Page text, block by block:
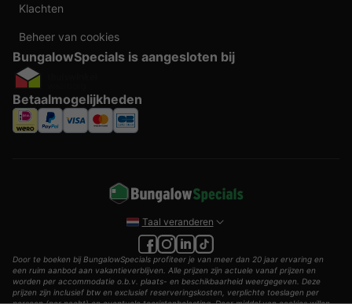
Klachten
Beheer van cookies
BungalowSpecials is aangesloten bij
Betaalmogelijkheden
Taal veranderen
Door te boeken bij BungalowSpecials profiteer je van meer dan 20 jaar ervaring en
een ruim aanbod aan vakantieverblijven. Alle prijzen zijn actuele vanaf prijzen en
worden per accommodatie o.b.v. plaats- en beschikbaarheid weergegeven. Deze
prijzen zijn inclusief btw en exclusief reserveringskosten, verplichte toeslagen per